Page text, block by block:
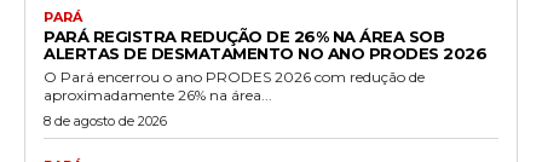
PARÁ
PARÁ REGISTRA REDUÇÃO DE 26% NA ÁREA SOB
ALERTAS DE DESMATAMENTO NO ANO PRODES 2026
O Pará encerrou o ano PRODES 2026 com redução de
aproximadamente 26% na área...
8 de agosto de 2026